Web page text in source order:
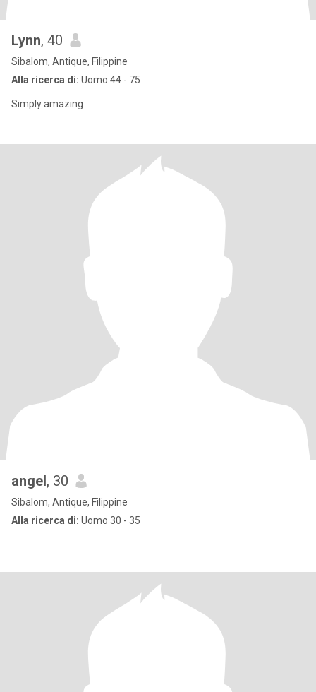
Lynn, 40
Sibalom, Antique, Filippine
Alla ricerca di: Uomo 44 - 75
Simply amazing
angel, 30
Sibalom, Antique, Filippine
Alla ricerca di: Uomo 30 - 35